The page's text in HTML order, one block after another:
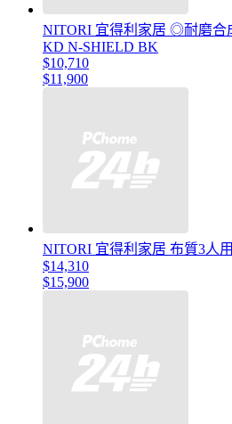
NITORI 宜得利家居 ◎耐磨合
KD N-SHIELD BK
$10,710
$11,900
NITORI 宜得利家居 布質3人
$14,310
$15,900